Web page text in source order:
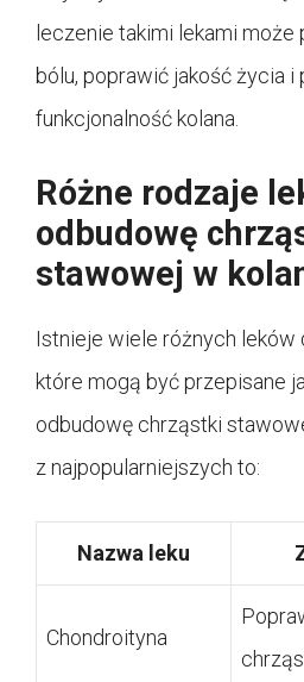
leczenie takimi lekami może
bólu, poprawić jakość życia i
funkcjonalność kolana.
Różne rodzaje
odbudowę
stawowej w
Istnieje wiele różnych leków
które mogą być przepisane
odbudowę chrząstki
z najpopularniejszych to:
Nazwa leku
Chondroityna